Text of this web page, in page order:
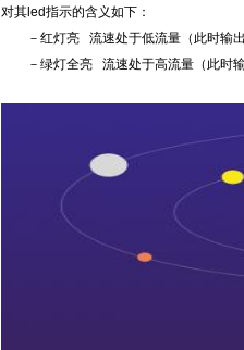
对其led指示的含义如下：
－红灯亮 流速处于低流量（此时输
－绿灯全亮 流速处于高流量（此时